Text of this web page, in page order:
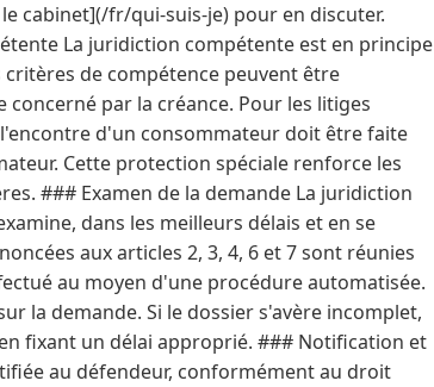
cabinet](/fr/qui-suis-je) pour en discuter.
La juridiction compétente est en principe
de compétence peuvent être
par la créance. Pour les litiges
d'un consommateur doit être faite
Cette protection spéciale renforce les
### Examen de la demande La juridiction
dans les meilleurs délais et en se
aux articles 2, 3, 4, 6 et 7 sont réunies
au moyen d'une procédure automatisée.
la demande. Si le dossier s'avère incomplet,
fixant un délai approprié. ### Notification et
au défendeur, conformément au droit